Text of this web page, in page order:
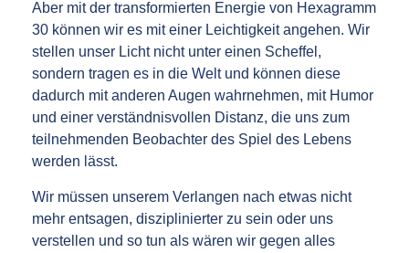
Aber mit der transformierten Energie von Hexagramm
30 können wir es mit einer Leichtigkeit angehen. Wir
stellen unser Licht nicht unter einen Scheffel,
sondern tragen es in die Welt und können diese
dadurch mit anderen Augen wahrnehmen, mit Humor
und einer verständnisvollen Distanz, die uns zum
teilnehmenden Beobachter des Spiel des Lebens
werden lässt.
Wir müssen unserem Verlangen nach etwas nicht
mehr entsagen, disziplinierter zu sein oder uns
verstellen und so tun als wären wir gegen alles